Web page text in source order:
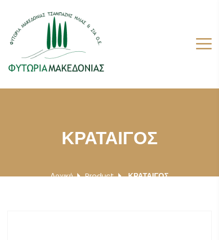
ΚΡΑΤΑΙΓΟΣ
Αρχική Product ΚΡΑΤΑΙΓΟΣ